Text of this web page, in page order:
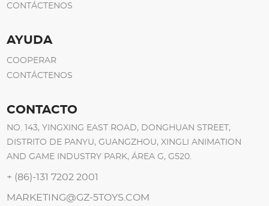
CONTÁCTENOS
AYUDA
COOPERAR
CONTÁCTENOS
CONTACTO
NO. 143, YINGXING EAST ROAD, DONGHUAN STREET,
DISTRITO DE PANYU, GUANGZHOU, XINGLI ANIMATION
AND GAME INDUSTRY PARK, ÁREA G, G520.
+ (86)-131 7202 2001
MARKETING@GZ-5TOYS.COM